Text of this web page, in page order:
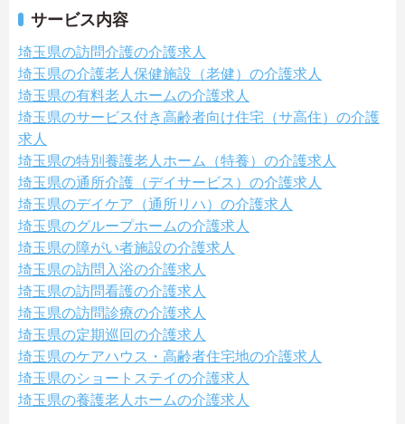
サービス内容
埼玉県の訪問介護の介護求人
埼玉県の介護老人保健施設（老健）の介護求人
埼玉県の有料老人ホームの介護求人
埼玉県のサービス付き高齢者向け住宅（サ高住）の介護
求人
埼玉県の特別養護老人ホーム（特養）の介護求人
埼玉県の通所介護（デイサービス）の介護求人
埼玉県のデイケア（通所リハ）の介護求人
埼玉県のグループホームの介護求人
埼玉県の障がい者施設の介護求人
埼玉県の訪問入浴の介護求人
埼玉県の訪問看護の介護求人
埼玉県の訪問診療の介護求人
埼玉県の定期巡回の介護求人
埼玉県のケアハウス・高齢者住宅地の介護求人
埼玉県のショートステイの介護求人
埼玉県の養護老人ホームの介護求人